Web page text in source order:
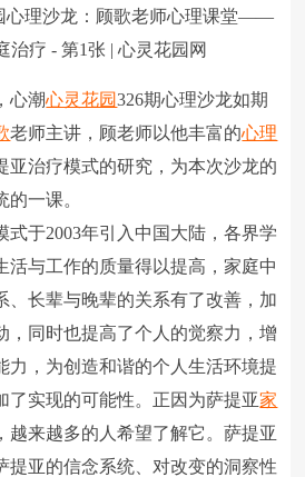
心潮心灵花园326期心理沙龙如期
老师主讲，顾老师以他丰富的心理
亚治疗模式的研究，为本次沙龙的
一课。
式于2003年引入中国大陆，各界学
活与工作的质量得以提高，家庭中
、长辈与晚辈的关系有了改善，加
，同时也提高了个人的觉察力，增
力，为创造和谐的个人生活环境提
了实现的可能性。正因为萨提亚家
越来越多的人希望了解它。萨提亚
提亚的信念系统、对改变的洞察性